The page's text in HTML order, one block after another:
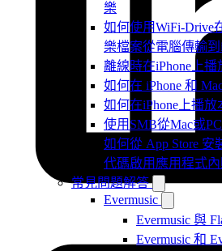
樂
如何使用WiFi-Drive
樂檔案從電腦傳輸到
離線時在iPhone上
如何在 iPhone 和
如何在iPhone上播放
使用SMB從Mac或
如何從 App Store
代碼啟用應用程式
常見問題解答
Evermusic
Evermusic 與
Evermusic 和